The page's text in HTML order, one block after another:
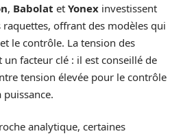
, Babolat et Yonex investissent
offrant des modèles qui
le contrôle. La tension des
facteur clé : il est conseillé de
tension élevée pour le contrôle
analytique, certaines